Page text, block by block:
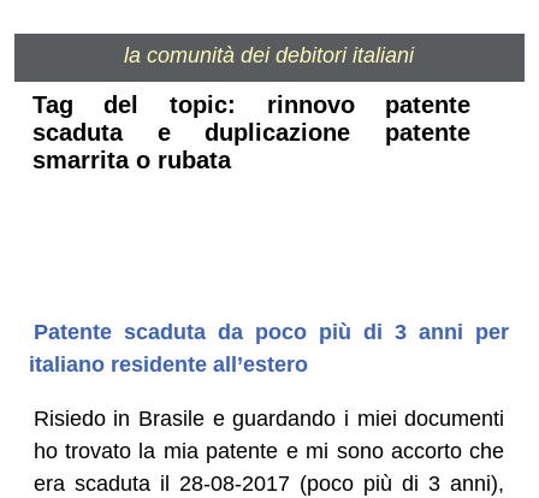
la comunità dei debitori italiani
Tag del topic: rinnovo patente
scaduta e duplicazione patente
smarrita o rubata
Patente scaduta da poco più di 3 anni per
italiano residente all’estero
Risiedo in Brasile e guardando i miei documenti
ho trovato la mia patente e mi sono accorto che
era scaduta il 28-08-2017 (poco più di 3 anni),